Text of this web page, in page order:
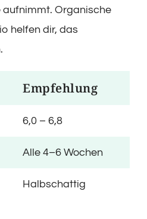
Organische
helfen dir, das
Empfehlung
6,0 – 6,8
Alle 4–6 Wochen
Halbschattig